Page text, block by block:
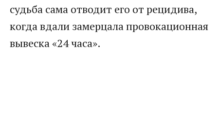
судьба сама отводит его от рецидива,
когда вдали замерцала провокационная
вывеска «24 часа».